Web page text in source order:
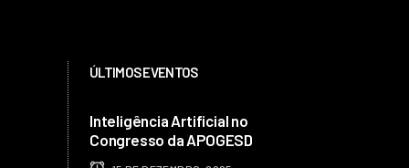
ÚLTIMOS EVENTOS
Inteligência Artificial no
Congresso da APOGESD